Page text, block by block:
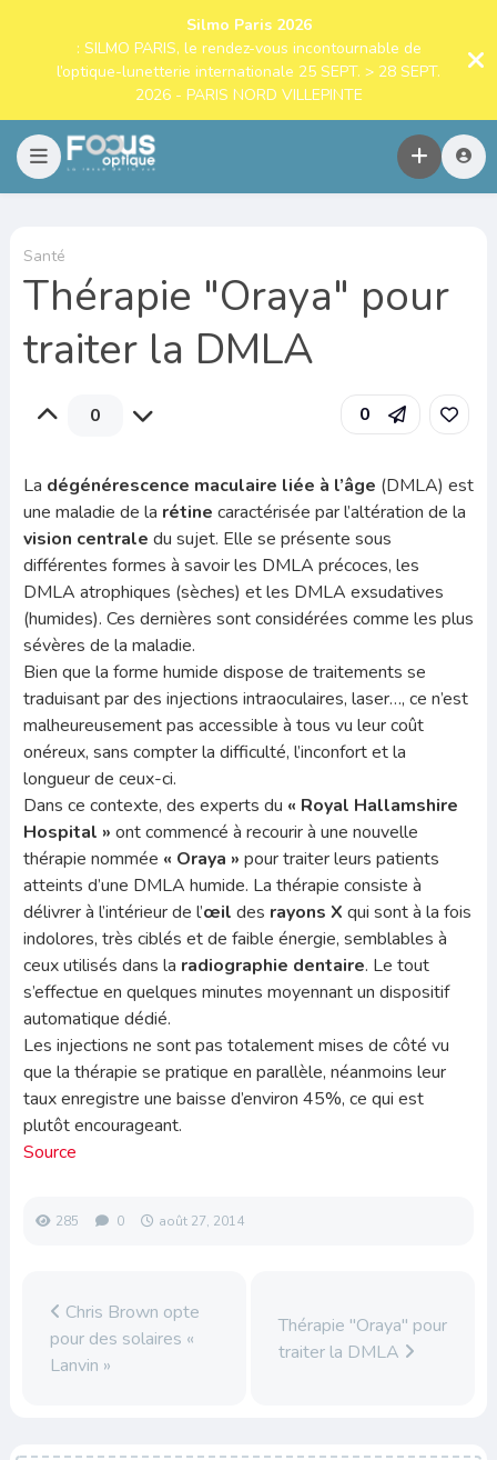
Silmo Paris 2026
: SILMO PARIS, le rendez-vous incontournable de
l’optique-lunetterie internationale 25 SEPT. > 28 SEPT.
2026 - PARIS NORD VILLEPINTE
Santé
Thérapie "Oraya" pour
traiter la DMLA
0 0
La dégénérescence maculaire liée à l’âge (DMLA) est
une maladie de la rétine caractérisée par l’altération de la
vision centrale du sujet. Elle se présente sous
différentes formes à savoir les DMLA précoces, les
DMLA atrophiques (sèches) et les DMLA exsudatives
(humides). Ces dernières sont considérées comme les plus
sévères de la maladie.
Bien que la forme humide dispose de traitements se
traduisant par des injections intraoculaires, laser…, ce n’est
malheureusement pas accessible à tous vu leur coût
onéreux, sans compter la difficulté, l’inconfort et la
longueur de ceux-ci.
Dans ce contexte, des experts du « Royal Hallamshire
Hospital » ont commencé à recourir à une nouvelle
thérapie nommée « Oraya » pour traiter leurs patients
atteints d’une DMLA humide. La thérapie consiste à
délivrer à l’intérieur de l’œil des rayons X qui sont à la fois
indolores, très ciblés et de faible énergie, semblables à
ceux utilisés dans la radiographie dentaire. Le tout
s’effectue en quelques minutes moyennant un dispositif
automatique dédié.
Les injections ne sont pas totalement mises de côté vu
que la thérapie se pratique en parallèle, néanmoins leur
taux enregistre une baisse d’environ 45%, ce qui est
plutôt encourageant.
Source
285 0 août 27, 2014
Chris Brown opte
pour des solaires «
Lanvin »
Thérapie "Oraya" pour
traiter la DMLA